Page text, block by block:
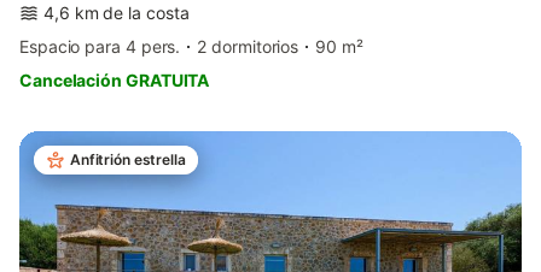
4,6 km de la costa
Espacio para 4 pers.
2 dormitorios
90 m²
Cancelación GRATUITA
Anfitrión estrella